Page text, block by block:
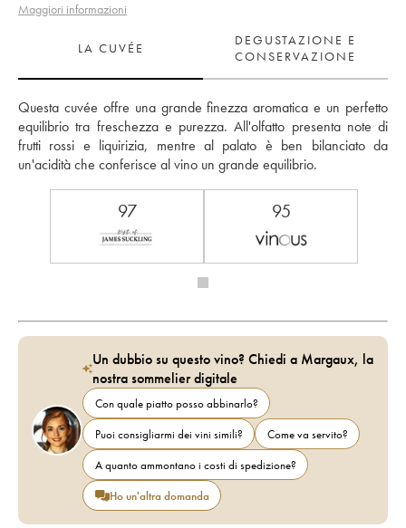
Maggiori informazioni
LA CUVÉE
DEGUSTAZIONE E
CONSERVAZIONE
Questa cuvée offre una grande finezza aromatica e un perfetto
equilibrio tra freschezza e purezza. All'olfatto presenta note di
frutti rossi e liquirizia, mentre al palato è ben bilanciato da
un'acidità che conferisce al vino un grande equilibrio.
97 95
Un dubbio su questo vino? Chiedi a Margaux, la
nostra sommelier digitale
Con quale piatto posso abbinarlo?
Puoi consigliarmi dei vini simili?
Come va servito?
A quanto ammontano i costi di spedizione?
Ho un'altra domanda